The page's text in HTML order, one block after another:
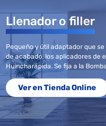
Llenador o filler
Pequeño y útil adaptador que se
de acabado, los aplicadores de
Huincharápida. Se fija a la
Ver en Tienda Online